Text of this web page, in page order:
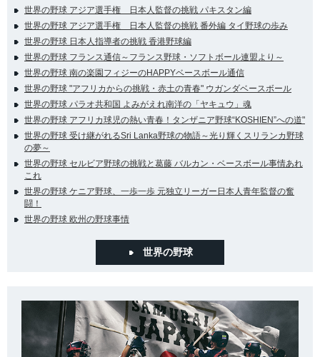
世界の野球 アジア選手権 日本人監督の挑戦 パキスタン編
世界の野球 アジア選手権 日本人監督の挑戦 番外編 タイ野球の歩み
世界の野球 日本人指導者の挑戦 香港野球編
世界の野球 フランス通信～フランス野球・ソフトボール連盟より～
世界の野球 南の楽園フィジーのHAPPYベースボール通信
世界の野球 "アフリカからの挑戦・赤土の青春" ウガンダベースボール
世界の野球 パラオ共和国 よみがえれ南洋の「ヤキュウ」魂
世界の野球 アフリカ球児の熱い青春！タンザニア野球“KOSHIEN”への道"
世界の野球 受け継がれるSri Lanka野球の物語～光り輝くスリランカ野球
の夢～
世界の野球 セルビア野球の挑戦と葛藤 バルカン・ベースボール事情あれ
これ
世界の野球 ケニア野球、一歩一歩 元独立リーガー日本人青年監督の奮
闘！
世界の野球 欧州の野球事情
世界の野球